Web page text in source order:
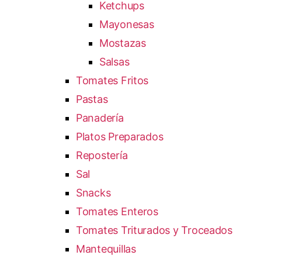
Ketchups
Mayonesas
Mostazas
Salsas
Tomates Fritos
Pastas
Panadería
Platos Preparados
Repostería
Sal
Snacks
Tomates Enteros
Tomates Triturados y Troceados
Mantequillas